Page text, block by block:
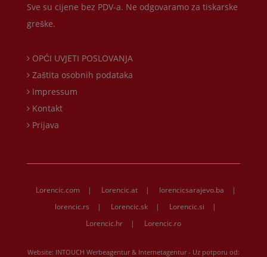
Sve su cijene bez PDV-a. Ne odgovaramo za tiskarske
greške.
OPĆI UVJETI POSLOVANJA
Zaštita osobnih podataka
Impressum
Kontakt
Prijava
Lorencic.com | Lorencic.at | lorencicsarajevo.ba
|
lorencic.rs
| Lorencic.sk | Lorencic.si
|
Lorencic.hr
| Lorencic.ro
Website: INTOUCH Werbeagentur & Internetagentur- Uz potporu od: